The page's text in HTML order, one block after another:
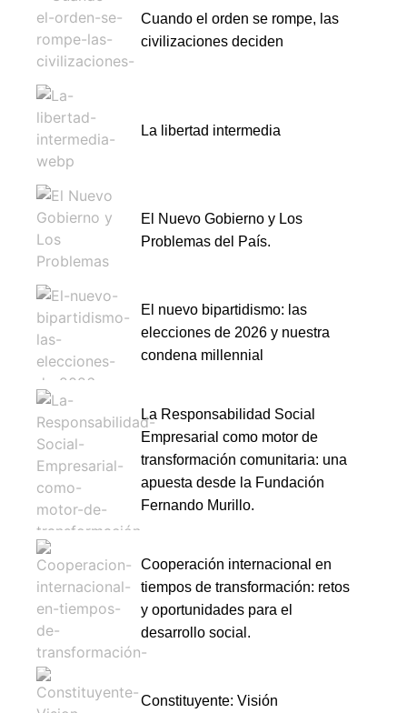
Cuando el orden se rompe, las
civilizaciones deciden
La libertad intermedia
El Nuevo Gobierno y Los
Problemas del País.
El nuevo bipartidismo: las
elecciones de 2026 y nuestra
condena millennial
La Responsabilidad Social
Empresarial como motor de
transformación comunitaria: una
apuesta desde la Fundación
Fernando Murillo.
Cooperación internacional en
tiempos de transformación: retos
y oportunidades para el
desarrollo social.
Constituyente: Visión